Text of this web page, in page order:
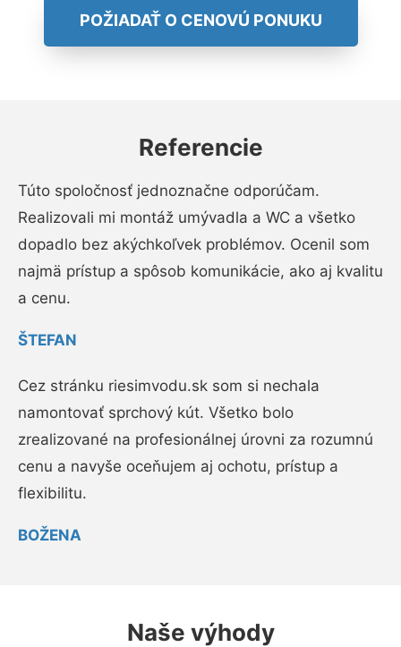
POŽIADAŤ O CENOVÚ PONUKU
Referencie
Túto spoločnosť jednoznačne odporúčam.
Realizovali mi montáž umývadla a WC a všetko
dopadlo bez akýchkoľvek problémov. Ocenil som
najmä prístup a spôsob komunikácie, ako aj kvalitu
a cenu.
ŠTEFAN
Cez stránku riesimvodu.sk som si nechala
namontovať sprchový kút. Všetko bolo
zrealizované na profesionálnej úrovni za rozumnú
cenu a navyše oceňujem aj ochotu, prístup a
flexibilitu.
BOŽENA
Naše výhody